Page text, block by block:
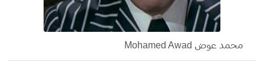
محمد عوض Mohamed Awad